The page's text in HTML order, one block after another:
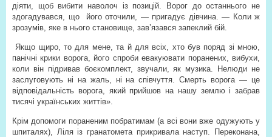
діяти, щоб вибити наволоч із позицій. Ворог до останнього не
здогадувався, що
його оточили, — пригадує дівчина. — Коли ж
зрозумів, яке в нього становище, зав’язався запеклий бій.
Якщо щиро, то для мене, та й для всіх, хто був поряд зі мною,
панічні крики ворога, його спроби евакуювати поранених, вибухи,
коли він підривав боєкомплект, звучали, як музика. Нелюди не
заслуговують ні на жаль, ні на співчуття. Смерть ворога — це
відповідальність ворога, який прийшов на нашу землю і забрав
тисячі українських життів».
Крім допомоги пораненим побратимам (а всі вони вже одужують у
шпиталях), Ліля із гранатомета прикривала наступ. Переконана,